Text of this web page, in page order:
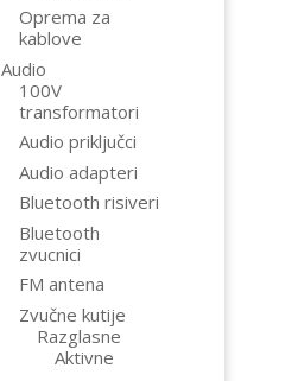
Oprema za
kablove
Audio
100V
transformatori
Audio priključci
Audio adapteri
Bluetooth risiveri
Bluetooth
zvucnici
FM antena
Zvučne kutije
Razglasne
Aktivne